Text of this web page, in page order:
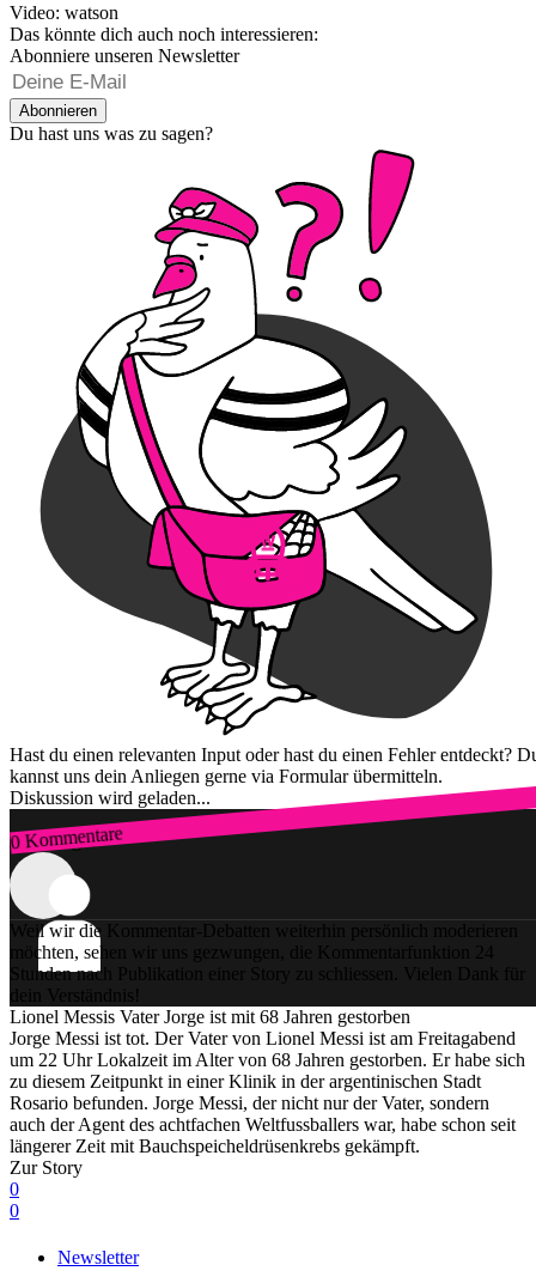
Video: watson
Das könnte dich auch noch interessieren:
Abonniere unseren Newsletter
Abonnieren
Du hast uns was zu sagen?
Hast du einen relevanten Input oder hast du einen Fehler entdeckt?
kannst uns dein Anliegen gerne via Formular übermitteln.
Diskussion wird geladen...
0 Kommentare
Zum Login
Weil wir die Kommentar-Debatten weiterhin persönlich moderieren
möchten, sehen wir uns gezwungen, die Kommentarfunktion 24
Stunden nach Publikation einer Story zu schliessen. Vielen Dank für
dein Verständnis!
Lionel Messis Vater Jorge ist mit 68 Jahren gestorben
Jorge Messi ist tot. Der Vater von Lionel Messi ist am Freitagabend
um 22 Uhr Lokalzeit im Alter von 68 Jahren gestorben. Er habe sich
zu diesem Zeitpunkt in einer Klinik in der argentinischen Stadt
Rosario befunden. Jorge Messi, der nicht nur der Vater, sondern
auch der Agent des achtfachen Weltfussballers war, habe schon seit
längerer Zeit mit Bauchspeicheldrüsenkrebs gekämpft.
Zur Story
0
0
Newsletter